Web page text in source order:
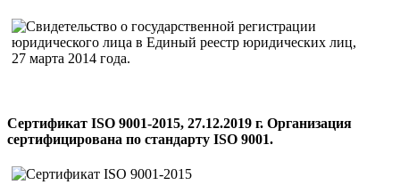
Сертификат ISO 9001-2015, 27.12.2019 г. Организация
сертифицирована по стандарту ISO 9001.